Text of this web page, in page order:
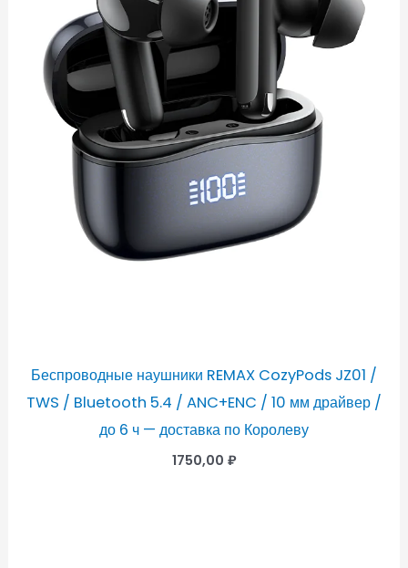
Беспроводные наушники REMAX CozyPods JZ01 /
TWS / Bluetooth 5.4 / ANC+ENC / 10 мм драйвер /
до 6 ч — доставка по Королеву
1750,00 ₽